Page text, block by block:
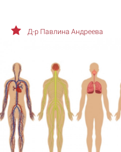
Д-р Павлина Андреева